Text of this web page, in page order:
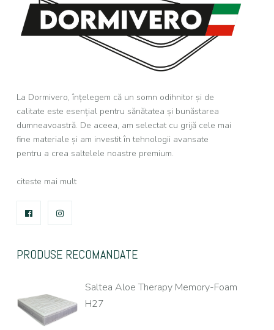
La Dormivero, înțelegem că un somn odihnitor și de
calitate este esențial pentru sănătatea și bunăstarea
dumneavoastră. De aceea, am selectat cu grijă cele mai
fine materiale și am investit în tehnologii avansate
pentru a crea saltelele noastre premium.
citeste mai mult
FACEBOOK
PRODUSE RECOMANDATE
Saltea Aloe Therapy Memory-Foam
H27